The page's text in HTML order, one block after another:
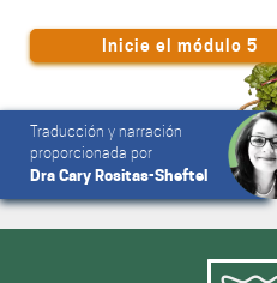
Inicie el módulo 5
Traducción y narración
proporcionada por
Dra Cary Rositas-Sheftel